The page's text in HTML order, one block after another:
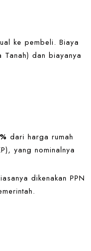
ke pembeli. Biaya
Tanah) dan biayanya
dari harga rumah
yang nominalnya
dikenakan PPN